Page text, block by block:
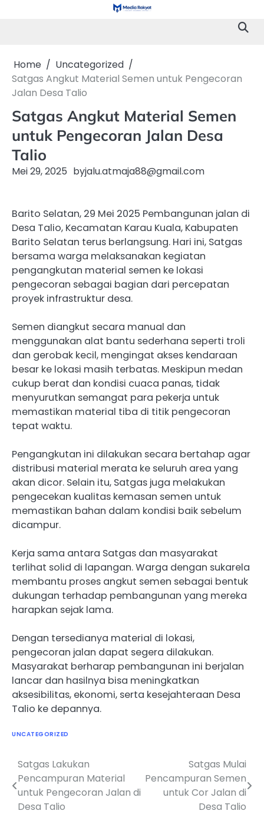
Home
Uncategorized
Satgas Angkut Material Semen untuk Pengecoran
Jalan Desa Talio
Satgas Angkut Material Semen
untuk Pengecoran Jalan Desa
Talio
Mei 29, 2025 byjalu.atmaja88@gmail.com
Barito Selatan, 29 Mei 2025 Pembangunan jalan di
Desa Talio, Kecamatan Karau Kuala, Kabupaten
Barito Selatan terus berlangsung. Hari ini, Satgas
bersama warga melaksanakan kegiatan
pengangkutan material semen ke lokasi
pengecoran sebagai bagian dari percepatan
proyek infrastruktur desa.
Semen diangkut secara manual dan
menggunakan alat bantu sederhana seperti troli
dan gerobak kecil, mengingat akses kendaraan
besar ke lokasi masih terbatas. Meskipun medan
cukup berat dan kondisi cuaca panas, tidak
menyurutkan semangat para pekerja untuk
memastikan material tiba di titik pengecoran
tepat waktu.
Pengangkutan ini dilakukan secara bertahap agar
distribusi material merata ke seluruh area yang
akan dicor. Selain itu, Satgas juga melakukan
pengecekan kualitas kemasan semen untuk
memastikan bahan dalam kondisi baik sebelum
dicampur.
Kerja sama antara Satgas dan masyarakat
terlihat solid di lapangan. Warga dengan sukarela
membantu proses angkut semen sebagai bentuk
dukungan terhadap pembangunan yang mereka
harapkan sejak lama.
Dengan tersedianya material di lokasi,
pengecoran jalan dapat segera dilakukan.
Masyarakat berharap pembangunan ini berjalan
lancar dan hasilnya bisa meningkatkan
aksesibilitas, ekonomi, serta kesejahteraan Desa
Talio ke depannya.
UNCATEGORIZED
Navigasi
pos
Satgas Lakukan
Pencampuran Material
untuk Pengecoran Jalan di
Desa Talio
Satgas Mulai
Pencampuran Semen
untuk Cor Jalan di
Desa Talio